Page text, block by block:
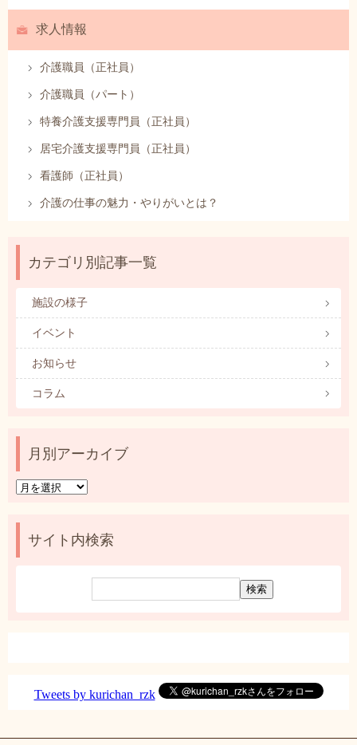
求人情報
介護職員（正社員）
介護職員（パート）
特養介護支援専門員（正社員）
居宅介護支援専門員（正社員）
看護師（正社員）
介護の仕事の魅力・やりがいとは？
カテゴリ別記事一覧
施設の様子
イベント
お知らせ
コラム
月別アーカイブ
月
ア
サイト内検索
Tweets by kurichan_rzk